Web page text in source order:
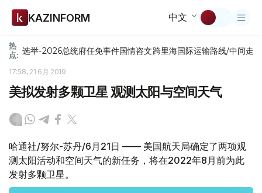
KAZINFORM 中文
热
点: 选举-2026总统府任免事件国情咨文跨里海国际运输路线/中间走廊
17:58, 21 6月 2019
美拟发射多颗卫星 观测太阳与空间天气
哈通社/努尔-苏丹/6月21日 —— 美国航天局确定了两项观
测太阳活动和空间天气的新任务，将在2022年8月前为此
发射多颗卫星。